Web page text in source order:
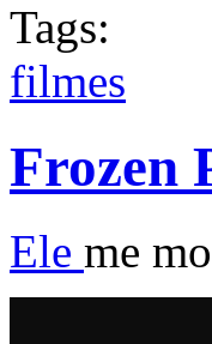
Tags:
filmes
Frozen
Ele me